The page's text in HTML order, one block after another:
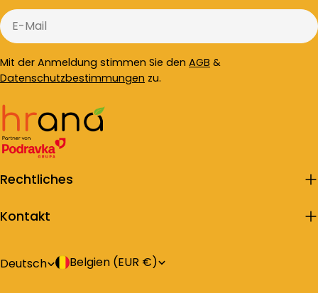
E-
Mail
Mit der Anmeldung stimmen Sie den AGB &
Datenschutzbestimmungen zu.
Rechtliches
Kontakt
S
Deutsch L
Belgien (EUR €)